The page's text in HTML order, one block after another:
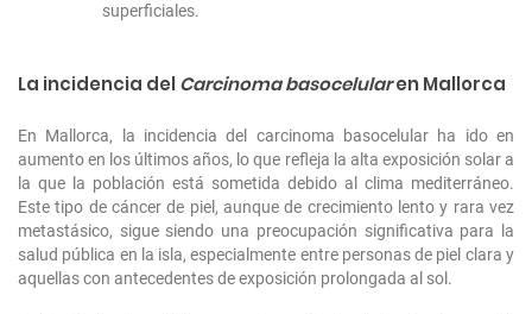
superficiales.
La incidencia delCarcinoma basocelularen Mallorca
En Mallorca, la incidencia del carcinoma basocelular ha ido en
aumento en los últimos años, lo que refleja la alta exposición solar a
la que la población está sometida debido al clima mediterráneo.
Este tipo de cáncer de piel, aunque de crecimiento lento y rara vez
metastásico, sigue siendo una preocupación significativa para la
salud pública en la isla, especialmente entre personas de piel clara y
aquellas con antecedentes de exposición prolongada al sol.